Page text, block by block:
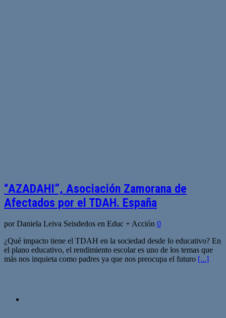
“AZADAHI”, Asociación Zamorana de
Afectados por el TDAH. España
por Daniela Leiva Seisdedos en Educ + Acción 0
¿Qué impacto tiene el TDAH en la sociedad desde lo educativo? En
el plano educativo, el rendimiento escolar es uno de los temas que
más nos inquieta como padres ya que nos preocupa el futuro [...]